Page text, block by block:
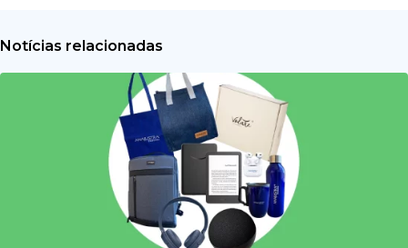
Notícias relacionadas